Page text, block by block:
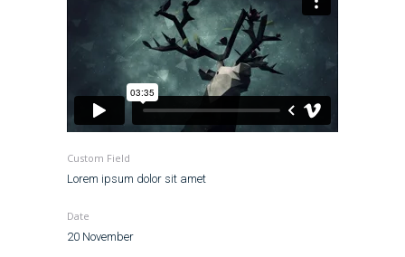
Custom Field
Lorem ipsum dolor sit amet
Date
20 November